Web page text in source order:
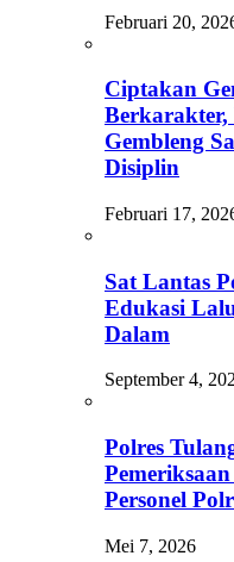
Februari 20,
Ciptakan
Berkarakter,
Gembleng
Disiplin
Februari 17,
Sat Lantas
Edukasi
Dalam
September 4,
Polres
Personel
Mei 7, 2026